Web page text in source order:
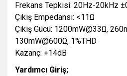
Frekans Tepkisi: 20Hz-20kHz
Çıkış Empedansı: <11Ω
Çıkış Gücü: 1200mW@33Ω,
130mW@600Ω, 1%THD
Kazanç: +14dB
Yardımcı Giriş;